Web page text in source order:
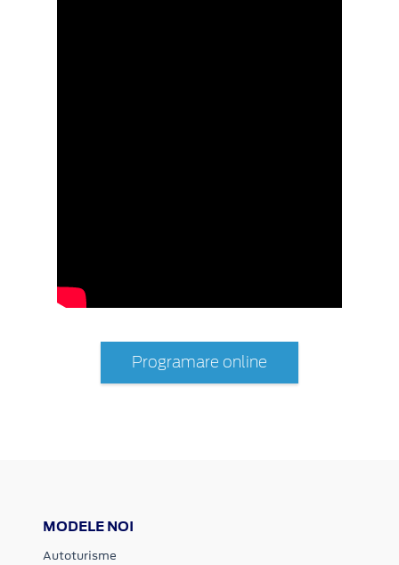
Programare online
MODELE NOI
Autoturisme